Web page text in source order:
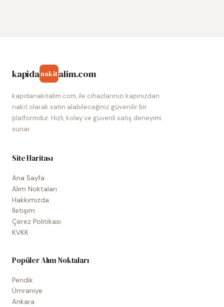
kapidanakitalim.com
kapidanakitalim.com, ile cihazlarınızı kapınızdan
nakit olarak satın alabileceğiniz güvenilir bir
platformdur. Hızlı, kolay ve güvenli satış deneyimi
sunar.
Site Haritası
Ana Sayfa
Alım Noktaları
Hakkımızda
İletişim
Çerez Politikası
KVKK
Popüler Alım Noktaları
Pendik
Ümraniye
Ankara